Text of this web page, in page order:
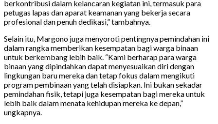
berkontribusi dalam kelancaran kegiatan ini, termasuk para
petugas lapas dan aparat keamanan yang bekerja secara
profesional dan penuh dedikasi,” tambahnya.
Selain itu, Margono juga menyoroti pentingnya pemindahan ini
dalam rangka memberikan kesempatan bagi warga binaan
untuk berkembang lebih baik. “Kami berharap para warga
binaan yang dipindahkan dapat menyesuaikan diri dengan
lingkungan baru mereka dan tetap fokus dalam mengikuti
program pembinaan yang telah disiapkan. Ini bukan sekadar
pemindahan fisik, tetapi juga kesempatan bagi mereka untuk
lebih baik dalam menata kehidupan mereka ke depan,”
ungkapnya.